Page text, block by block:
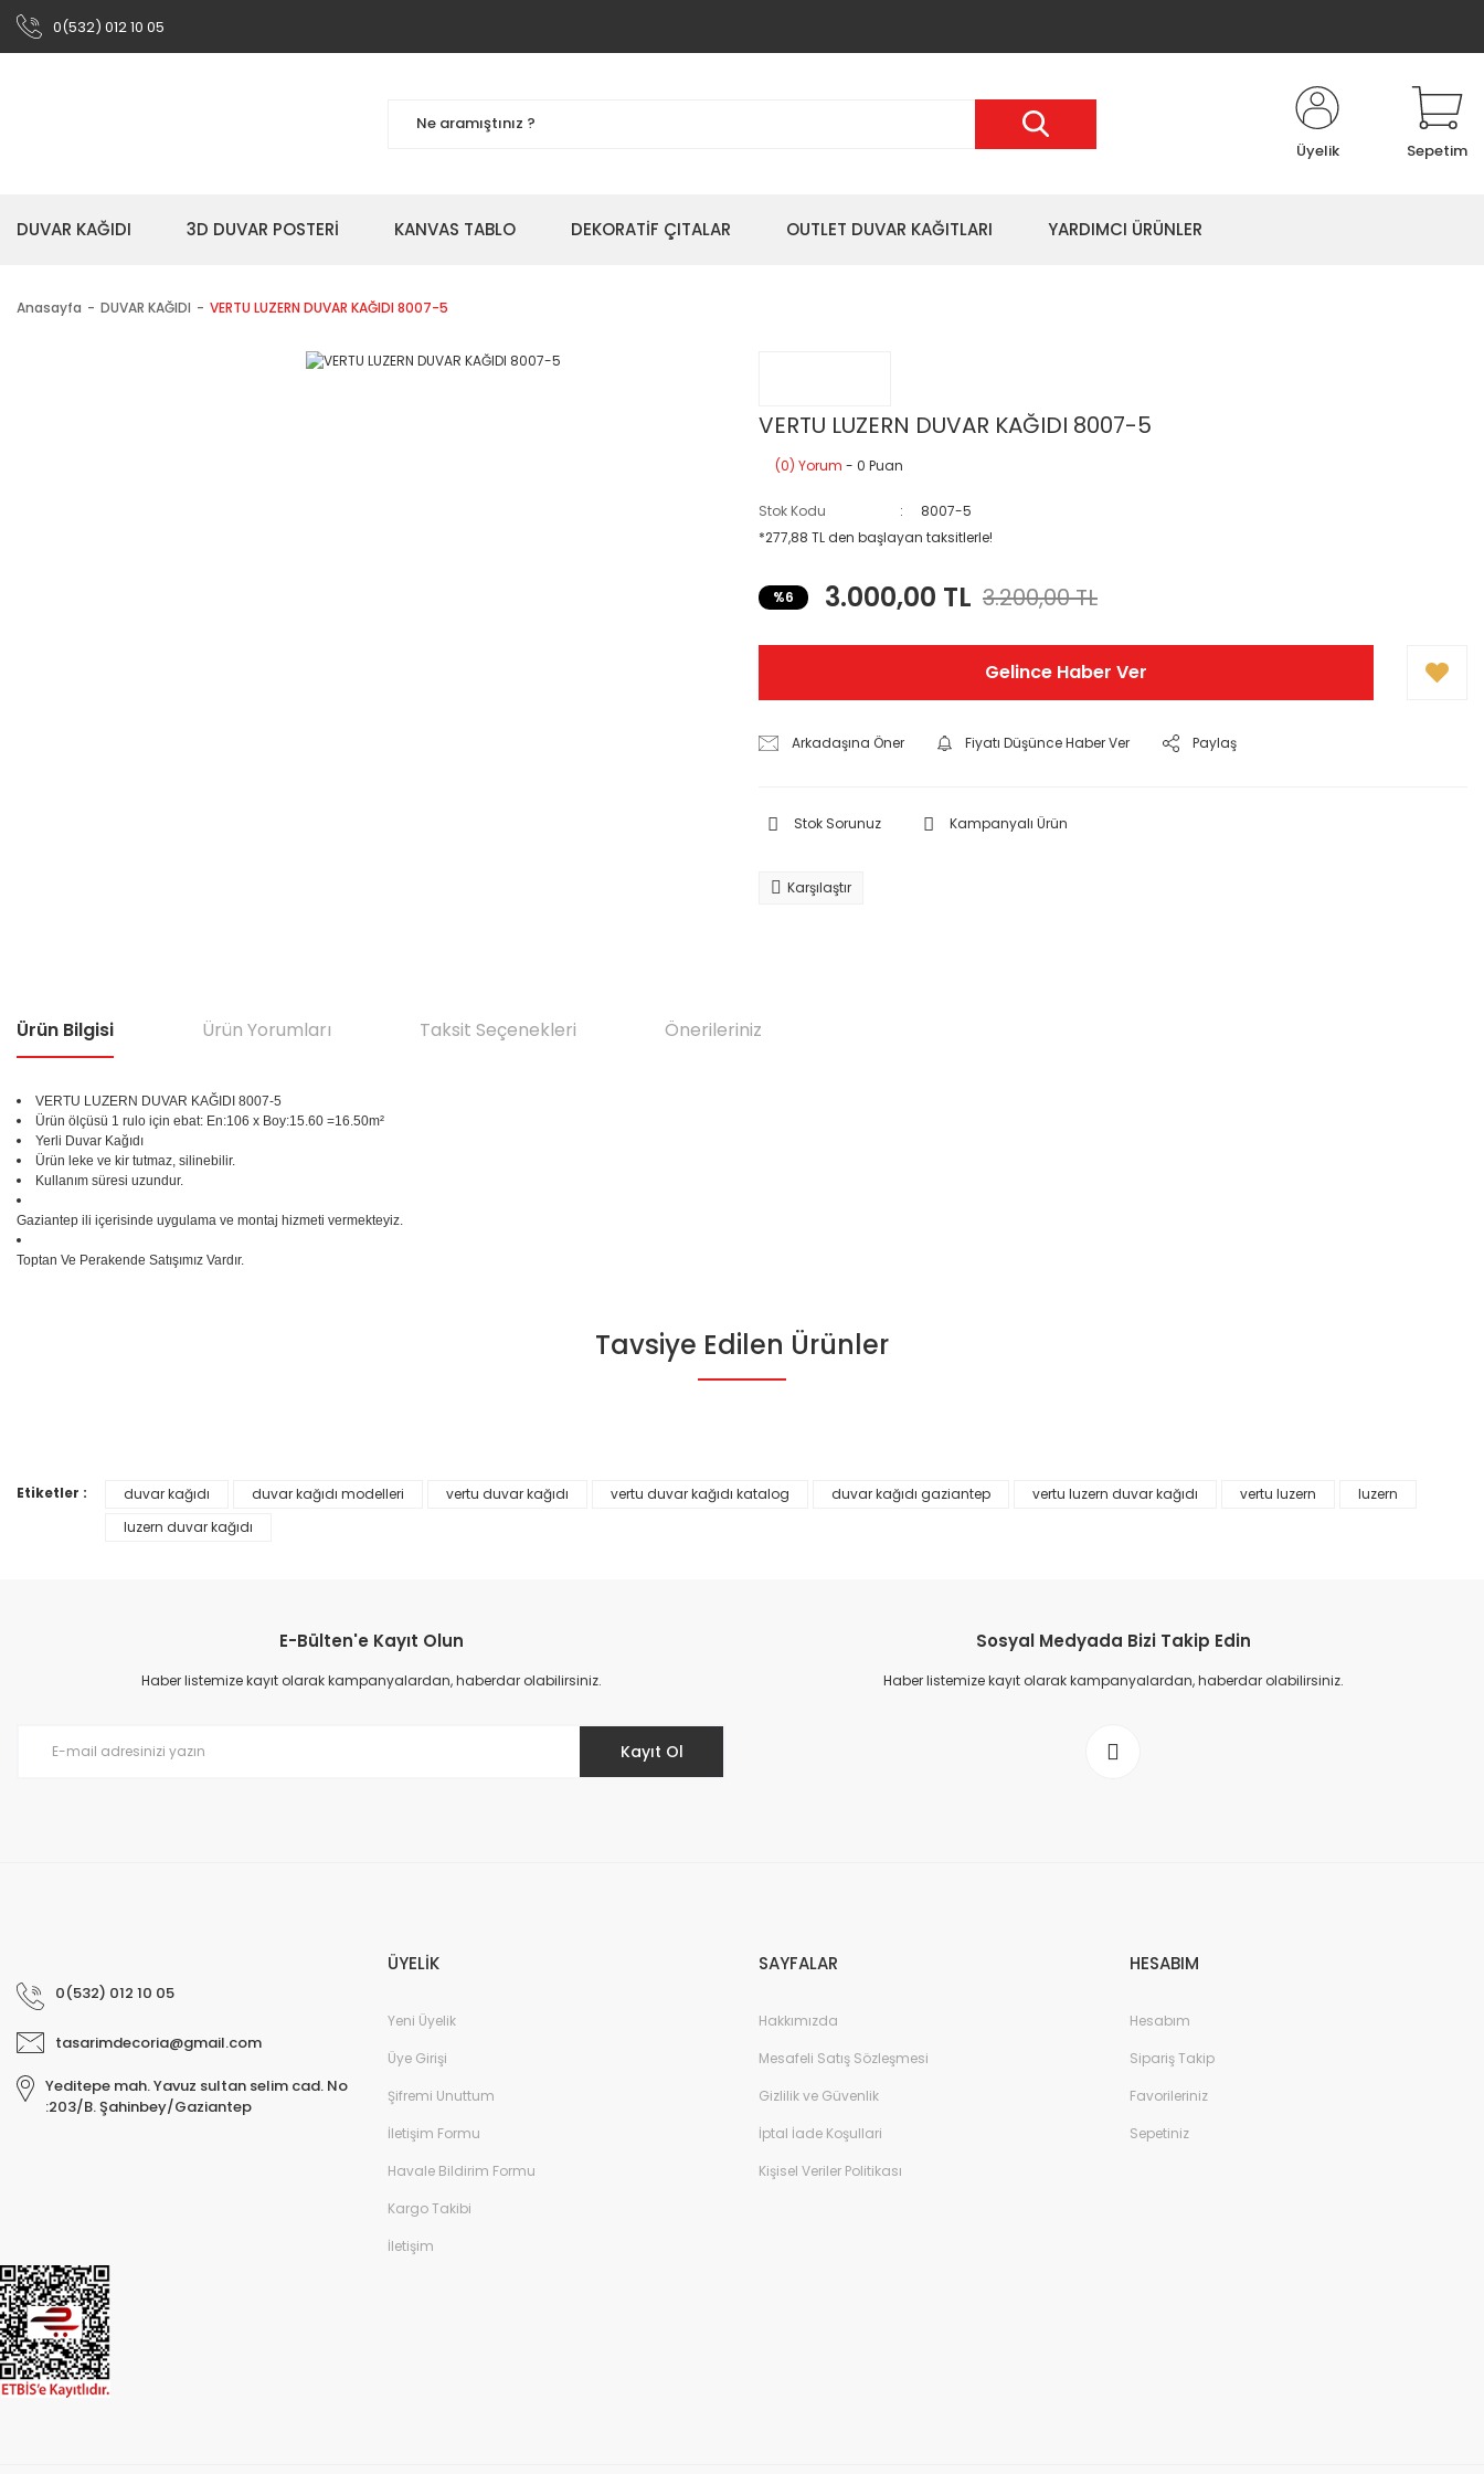
0(532) 012 10 05
Üyelik Sepetim
DUVAR KAĞIDI 3D DUVAR POSTERİ KANVAS TABLO DEKORATİF ÇITALAR OUTLET DUVAR KAĞITLARI YARDIMCI ÜRÜNLER
Anasayfa DUVAR KAĞIDI VERTU LUZERN DUVAR KAĞIDI 8007-5
VERTU LUZERN DUVAR KAĞIDI 8007-5
(0) Yorum - 0 Puan
Stok Kodu
8007-5
*277,88 TL den başlayan taksitlerle!
%6 3.000,00 TL 3.200,00 TL
Gelince Haber Ver
Arkadaşına Öner Fiyatı Düşünce Haber Ver Paylaş
Stok Sorunuz Kampanyalı Ürün
Karşılaştır
Ürün Bilgisi Ürün Yorumları Taksit Seçenekleri Önerileriniz
VERTU LUZERN DUVAR KAĞIDI 8007-5
Ürün ölçüsü 1 rulo için ebat: En:106 x Boy:15.60 =16.50m²
Yerli Duvar Kağıdı
Ürün leke ve kir tutmaz, silinebilir.
Kullanım süresi uzundur.
Gaziantep ili içerisinde uygulama ve montaj hizmeti vermekteyiz.
Toptan Ve Perakende Satışımız Vardır.
Bu ürüne ilk yorumu siz yapın!
Bu ürünün fiyat bilgisi, resim, ürün açıklamalarında ve diğer konularda yetersiz gördüğünüz noktaları öneri formunu kullanarak tarafımıza iletebilirsiniz.
Ürün bilgilerinde hatalar bulunuyor.
Tavsiye Edilen Ürünler
Prime ArtDECO Duvar Kağıdı Tutkalı 500 gr
Etiketler : duvar kağıdı duvar kağıdı modelleri vertu duvar kağıdı vertu duvar kağıdı katalog duvar kağıdı gaziantep vertu luzern duvar kağıdı vertu luzern
luzern
luzern duvar kağıdı
E-Bülten'e Kayıt Olun
Haber listemize kayıt olarak kampanyalardan, haberdar olabilirsiniz.
Kayıt Ol
Sosyal Medyada Bizi Takip Edin
Haber listemize kayıt olarak kampanyalardan, haberdar olabilirsiniz.
0(532) 012 10 05
tasarimdecoria@gmail.com
Yeditepe mah. Yavuz sultan selim cad. No
:203/B. Şahinbey/Gaziantep
ÜYELİK
Yeni Üyelik
Üye Girişi
Şifremi Unuttum
İletişim Formu
Havale Bildirim Formu
Kargo Takibi
İletişim
SAYFALAR
Hakkımızda
Mesafeli Satış Sözleşmesi
Gizlilik ve Güvenlik
İptal İade Koşullari
Kişisel Veriler Politikası
HESABIM
Hesabım
Sipariş Takip
Favorileriniz
Sepetiniz